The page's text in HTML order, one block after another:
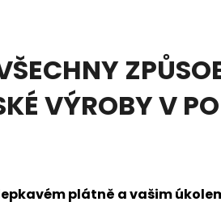
VÝROBY V
plátně a vašim